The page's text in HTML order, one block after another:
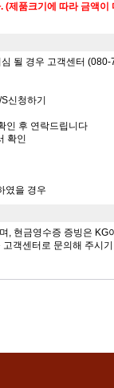
(제품크기에 따라 금액이
될 경우 고객센터
신청하기
인 후 연락드립니다
확인
였을 경우
, 현금영수증 증빙은
객센터로 문의해 주시